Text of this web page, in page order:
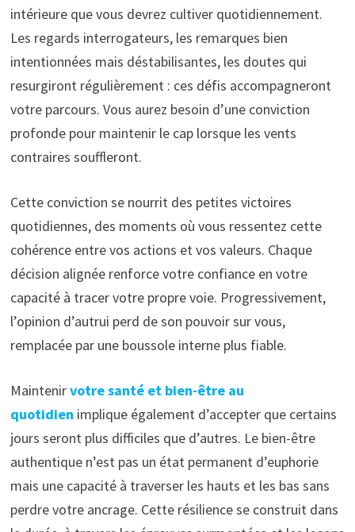
intérieure que vous devrez cultiver quotidiennement.
Les regards interrogateurs, les remarques bien
intentionnées mais déstabilisantes, les doutes qui
resurgiront régulièrement : ces défis accompagneront
votre parcours. Vous aurez besoin d’une conviction
profonde pour maintenir le cap lorsque les vents
contraires souffleront.
Cette conviction se nourrit des petites victoires
quotidiennes, des moments où vous ressentez cette
cohérence entre vos actions et vos valeurs. Chaque
décision alignée renforce votre confiance en votre
capacité à tracer votre propre voie. Progressivement,
l’opinion d’autrui perd de son pouvoir sur vous,
remplacée par une boussole interne plus fiable.
Maintenirvotre santé et bien-être au
quotidien implique également d’accepter que certains
jours seront plus difficiles que d’autres. Le bien-être
authentique n’est pas un état permanent d’euphorie
mais une capacité à traverser les hauts et les bas sans
perdre votre ancrage. Cette résilience se construit dans